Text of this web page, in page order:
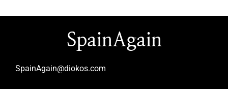
SpainAgain
SpainAgain@diokos.com